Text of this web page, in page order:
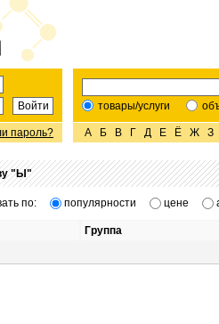
пароль?
товары/услуги
А Б В Г Д Е Ё Ж З
"Ы"
по: популярности цене
Группа